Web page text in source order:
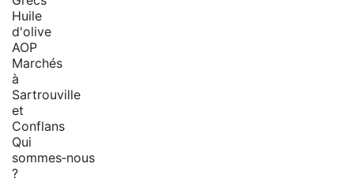
Huile
d'olive
AOP
Marchés
à
Sartrouville
et
Conflans
Qui
sommes‑nous
?